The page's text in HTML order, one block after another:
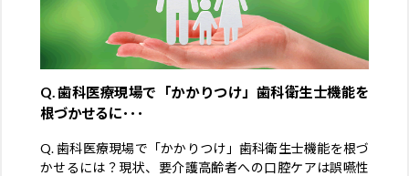
Q. 歯科医療現場で「かかりつけ」歯科衛生士機能を
根づかせるに･･･
Q. 歯科医療現場で「かかりつけ」歯科衛生士機能を根づ
かせるには？現状、要介護高齢者への口腔ケアは誤嚥性